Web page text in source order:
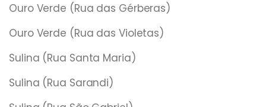
Ouro Verde (Rua das Gérberas)
Ouro Verde (Rua das Violetas)
Sulina (Rua Santa Maria)
Sulina (Rua Sarandi)